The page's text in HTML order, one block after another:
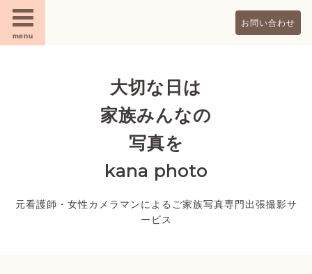
menu
お問い合わせ
大切な日は
家族みんなの
写真を
kana photo
元看護師・女性カメラマンによるご家族写真専門出張撮影サ
ービス